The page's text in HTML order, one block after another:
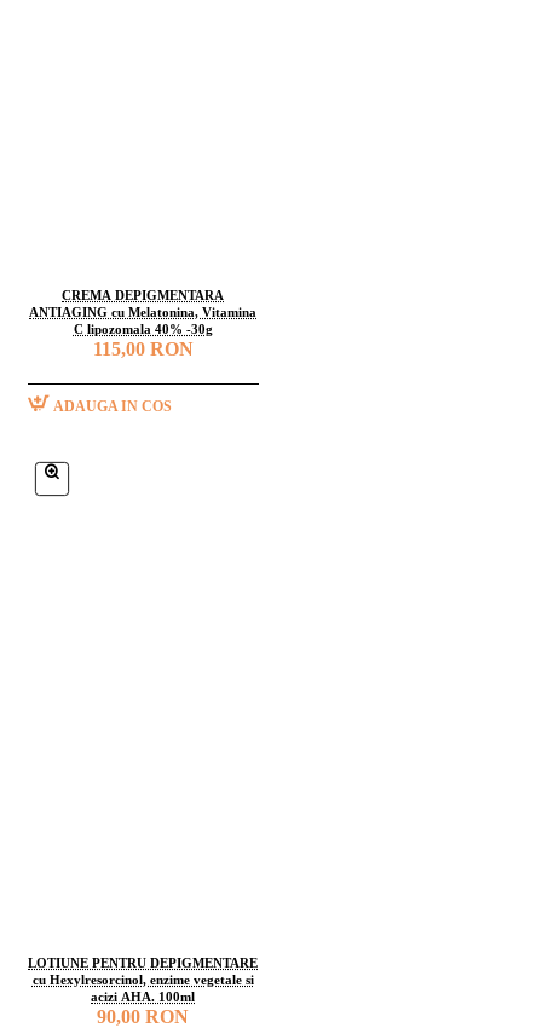
CREMA DEPIGMENTARA
ANTIAGING cu Melatonina, Vitamina
C lipozomala 40% -30g
115,00 RON
ADAUGA IN COS
LOTIUNE PENTRU DEPIGMENTARE
cu Hexylresorcinol, enzime vegetale si
acizi AHA. 100ml
90,00 RON